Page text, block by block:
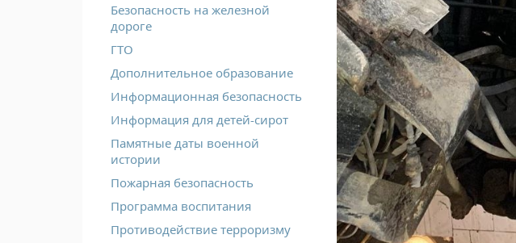
Безопасность на железной
дороге
ГТО
Дополнительное образование
Информационная безопасность
Информация для детей-сирот
Памятные даты военной
истории
Пожарная безопасность
Программа воспитания
Противодействие терроризму